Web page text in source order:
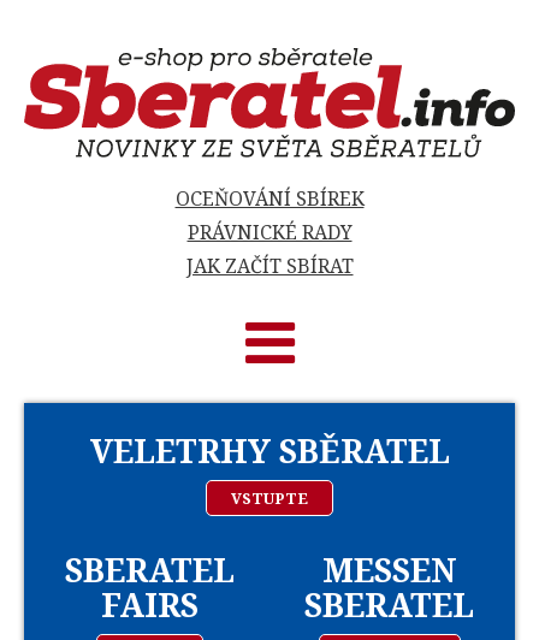
OCEŇOVÁNÍ SBÍREK
PRÁVNICKÉ RADY
JAK ZAČÍT SBÍRAT
VELETRHY SBĚRATEL
VSTUPTE
SBERATEL
FAIRS
MESSEN
SBERATEL